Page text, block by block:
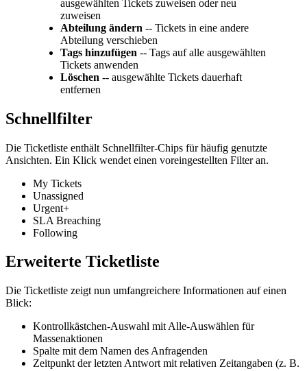
ausgewählten Tickets zuweisen oder neu
zuweisen
Abteilung ändern -- Tickets in eine andere
Abteilung verschieben
Tags hinzufügen -- Tags auf alle ausgewählten
Tickets anwenden
Löschen -- ausgewählte Tickets dauerhaft
entfernen
Schnellfilter
Die Ticketliste enthält Schnellfilter-Chips für häufig genutzte
Ansichten. Ein Klick wendet einen voreingestellten Filter an.
My Tickets
Unassigned
Urgent+
SLA Breaching
Following
Erweiterte Ticketliste
Die Ticketliste zeigt nun umfangreichere Informationen auf einen
Blick:
Kontrollkästchen-Auswahl mit Alle-Auswählen für
Massenaktionen
Spalte mit dem Namen des Anfragenden
Zeitpunkt der letzten Antwort mit relativen Zeitangaben (z. B.